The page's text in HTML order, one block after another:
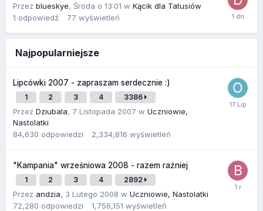
Przez blueskye, Środa o 13:01 w Kącik dla Tatusiów
1 odpowiedź 77 wyświetleń
Najpopularniejsze
Lipcówki 2007 - zapraszam serdecznie :)
1 2 3 4 3386
Przez Dziubala, 7 Listopada 2007 w Uczniowie,
Nastolatki
84,630 odpowiedzi 2,334,816 wyświetleń
"Kampania" wrześniowa 2008 - razem raźniej
1 2 3 4 2892
Przez andzia, 3 Lutego 2008 w Uczniowie, Nastolatki
72,280 odpowiedzi 1,756,151 wyświetleń